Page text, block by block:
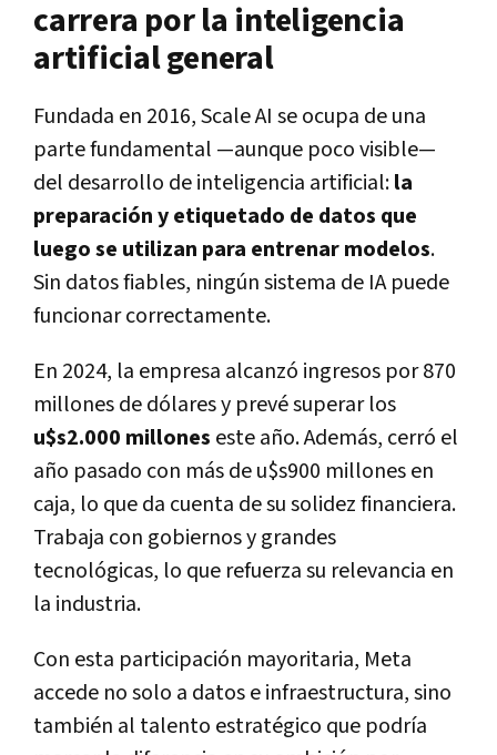
carrera por la inteligencia
artificial general
Fundada en 2016, Scale AI se ocupa de una
parte fundamental —aunque poco visible—
del desarrollo de inteligencia artificial:la
preparación y etiquetado de datos que
luego se utilizan para entrenar modelos.
Sin datos fiables, ningún sistema de IA puede
funcionar correctamente.
En 2024, la empresa alcanzó ingresos por 870
millones de dólares y prevé superar los
u$s2.000 millones este año. Además, cerró el
año pasado con más de u$s900 millones en
caja, lo que da cuenta de su solidez financiera.
Trabaja con gobiernos y grandes
tecnológicas, lo que refuerza su relevancia en
la industria.
Con esta participación mayoritaria, Meta
accede no solo a datos e infraestructura, sino
también al talento estratégico que podría